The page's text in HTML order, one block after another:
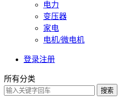
电力
变压器
家电
电机/微电机
登录注册
所有分类
搜索